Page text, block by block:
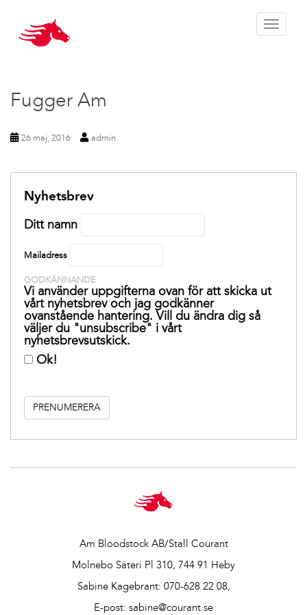
Toggle
Fugger Am
26 maj, 2016 admin
Nyhetsbrev
Ditt namn
Mailadress
GODKÄNNANDE
Vi använder uppgifterna ovan för att skicka ut
vårt nyhetsbrev och jag godkänner
ovanstående hantering. Vill du ändra dig så
väljer du "unsubscribe" i vårt
nyhetsbrevsutskick.
Ok!
Am Bloodstock AB/Stall Courant
Molnebo Säteri Pl 310, 744 91 Heby
Sabine Kagebrant: 070-628 22 08,
E-post: sabine@courant.se